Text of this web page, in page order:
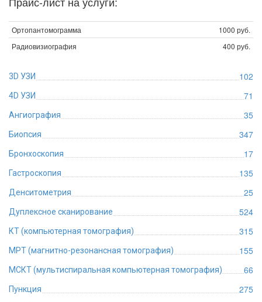
Ортопантомограмма
1000 руб.
Радиовизиография
400 руб.
3D УЗИ 102
4D УЗИ 71
Ангиография 35
Биопсия 347
Бронхоскопия 17
Гастроскопия 135
Денситометрия 25
Дуплексное сканирование 524
КТ (компьютерная томография) 315
МРТ (магнитно-резонансная томография) 155
МСКТ (мультиспиральная компьютерная томография) 66
Пункция 275